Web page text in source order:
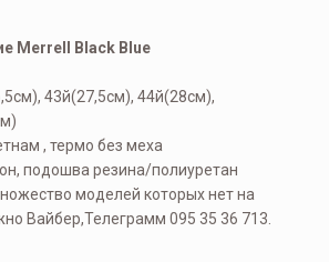
Merrell Black Blue
43й(27,5см), 44й(28см),
, термо без меха
подошва резина/полиуретан
моделей которых нет на
Вайбер,Телеграмм 095 35 36 713.